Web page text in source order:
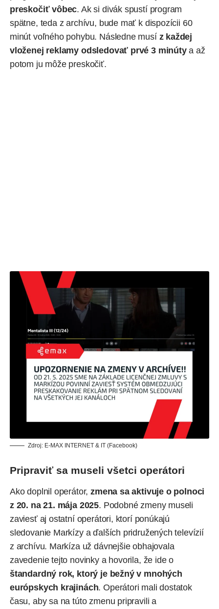
preskočiť vôbec. Ak si divák spustí program
spätne, teda z archívu, bude mať k dispozícii 60
minút voľného pohybu. Následne musí z každej
vloženej reklamy odsledovať prvé 3 minútya až
potom ju môže preskočiť.
Zdroj: E-MAX INTERNET & IT (Facebook)
Pripraviť sa museli všetci operátori
Ako doplnil operátor,zmena sa aktivuje o polnoci
z 20. na 21. mája 2025. Podobné zmeny museli
zaviesť aj ostatní operátori, ktorí ponúkajú
sledovanie Markízy a ďalších pridružených televízií
z archívu. Markíza už dávnejšie obhajovala
zavedenie tejto novinky a hovorila, že ide o
štandardný rok, ktorý je bežný v mnohých
európskych krajinách. Operátori mali dostatok
času, aby sa na túto zmenu pripravili a